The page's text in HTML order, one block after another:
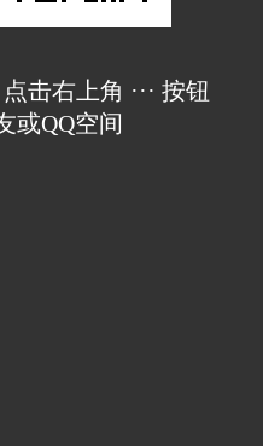
击右上角 ··· 按钮
或QQ空间